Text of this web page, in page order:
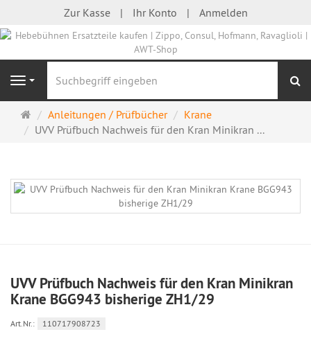
Zur Kasse Ihr Konto Anmelden
Navigation
Startseite
Anleitungen / Prüfbücher
Krane
UVV Prüfbuch Nachweis für den Kran Minikran ...
UVV Prüfbuch Nachweis für den Kran Minikran
Krane BGG943 bisherige ZH1/29
Art.Nr.: 110717908723